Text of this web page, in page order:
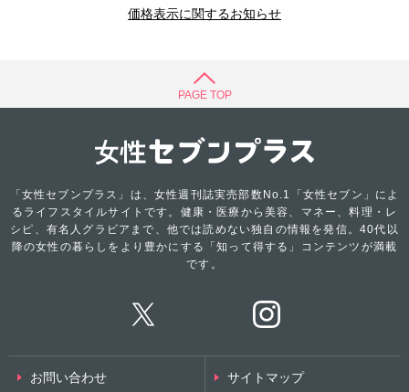
価格表示に関するお知らせ
PAGE TOP
「女性セブンプラス」は、女性週刊誌実売部数No.1「女性セブン」によ
るライフスタイルサイトです。健康・医療から美容、マネー、料理・レ
シピ、有名人グラビアまで、他では読めない独自の情報を発信。40代以
降の女性の暮らしをより豊かにする「知って得する」コンテンツが満載
です。
お問い合わせ サイトマップ